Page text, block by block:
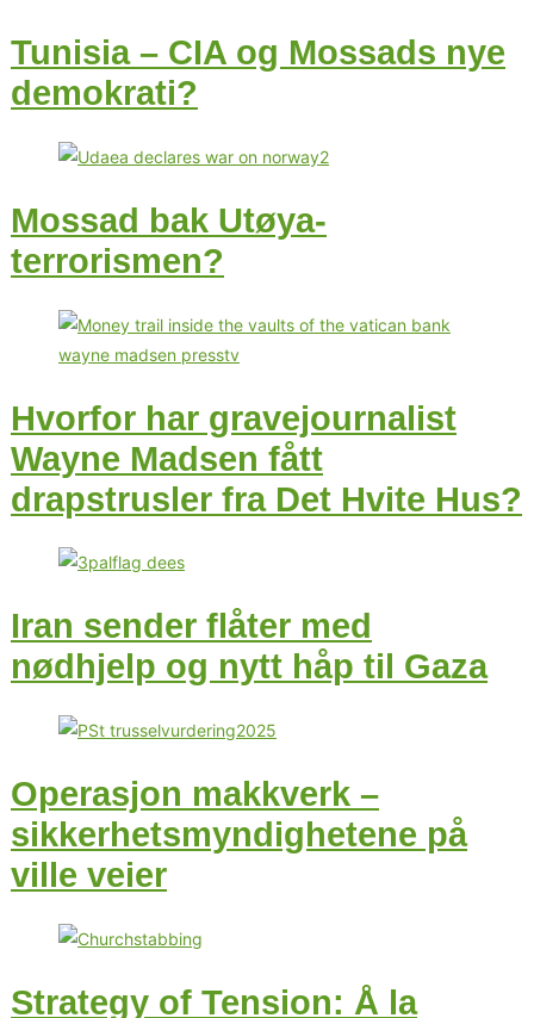
Tunisia – CIA og Mossads nye
demokrati?
Mossad bak Utøya-
terrorismen?
Hvorfor har gravejournalist
Wayne Madsen fått
drapstrusler fra Det Hvite Hus?
Iran sender flåter med
nødhjelp og nytt håp til Gaza
Operasjon makkverk –
sikkerhetsmyndighetene på
ville veier
Strategy of Tension: Å la